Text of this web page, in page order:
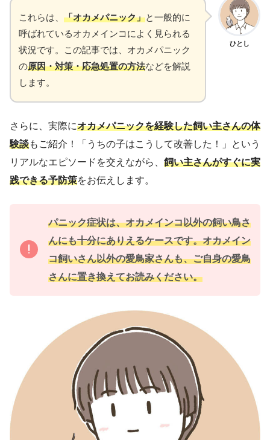
ひとし
これらは、 「オカメパニック」と一般的に
呼ばれているオカメインコによく見られる
状況です。この記事では、オカメパニック
の原因・対策・応急処置の方法などを解説
します。
さらに、実際にオカメパニックを経験した飼い主さんの体
験談もご紹介！「うちの子はこうして改善した！」という
リアルなエピソードを交えながら、 飼い主さんがすぐに実
践できる予防策をお伝えします。
パニック症状は、オカメインコ以外の飼い鳥さ
んにも十分にありえるケースです。オカメイン
コ飼いさん以外の愛鳥家さんも、ご自身の愛鳥
さんに置き換えてお読みください。